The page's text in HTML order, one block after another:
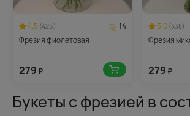
4.5 (426)
14
Фрезия фиолетовая
279 ₽
5.0 (338)
Фрезия
279 ₽
Букеты с фрезией в